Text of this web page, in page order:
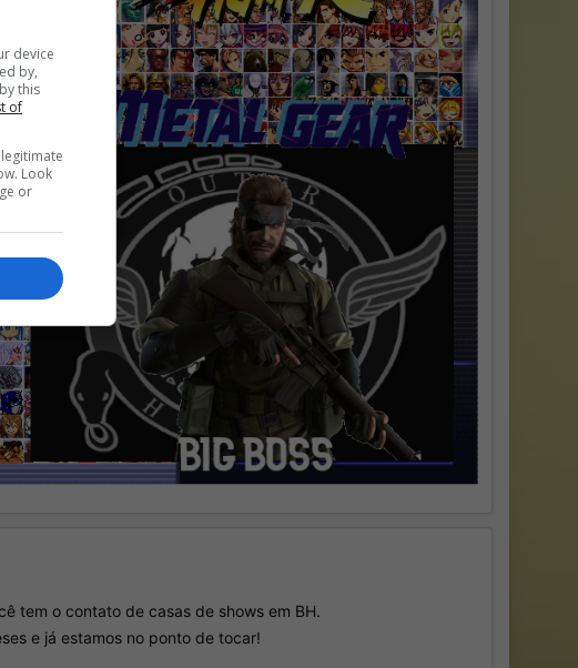
tem o contato de casas de shows em BH.
e já estamos no ponto de tocar!
device
by,
this
of
Look
or